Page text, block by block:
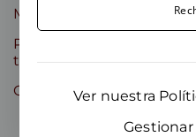
Medio Ambiente
Planeamiento
territorial y urbanismo
Otros
Ver nuestra